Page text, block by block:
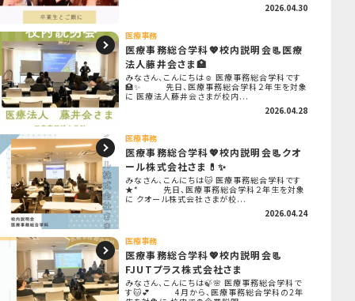
2026.04.30
医療事務
医療事務総合学科💖校内説明会📃医療
法人藤井会さま🏥
みなさん、こんにちは☺ 医療事務総合学科です
🏥✨ 先日、医療事務総合学科２年生を対象
に 医療法人藤井会さまが校内...
2026.04.28
医療事務
医療事務総合学科💖校内説明会📃クオ
ール株式会社さま💊✨
みなさん、こんにちは🐱 医療事務総合学科です
★* 先日、医療事務総合学科２年生を対象
に クオール株式会社さまが校...
2026.04.24
医療事務
医療事務総合学科💖校内説明会📃
FJUTプラス株式会社さま
みなさん、こんにちは🍃🌸 医療事務総合学科で
す🐱💕 4月から、医療事務総合学科の2年